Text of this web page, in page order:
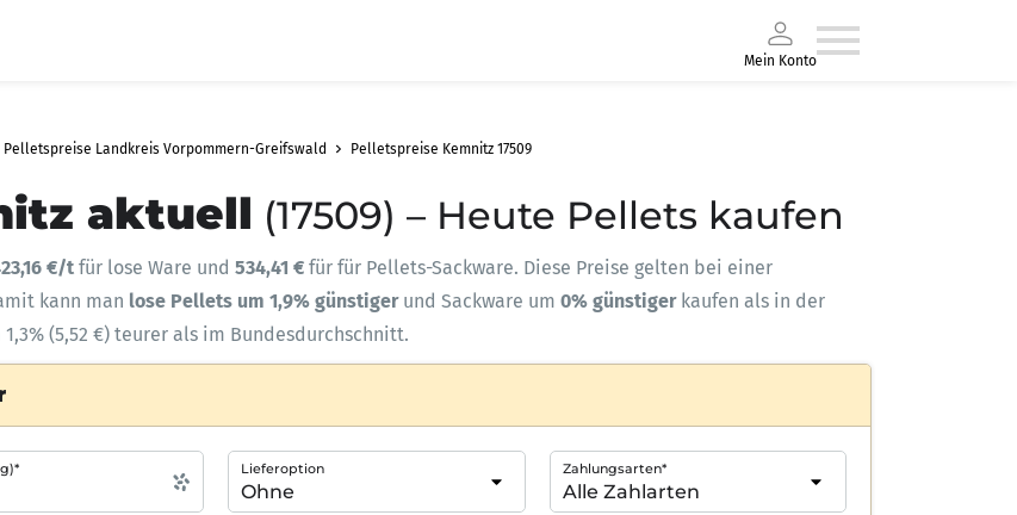
Mein Konto
Pelletspreise Landkreis Vorpommern-Greifswald Pelletspreise Kemnitz 17509
aktuell (17509) – Heute Pellets kaufen
€/t für lose Ware und 534,41 € für für Pellets-Sackware. Diese Preise gelten bei einer
kann man lose Pellets um 1,9% günstiger und Sackware um 0% günstigerkaufen als in der
(5,52 €) teurer als im Bundesdurchschnitt.
Lieferoption Zahlungsarten*